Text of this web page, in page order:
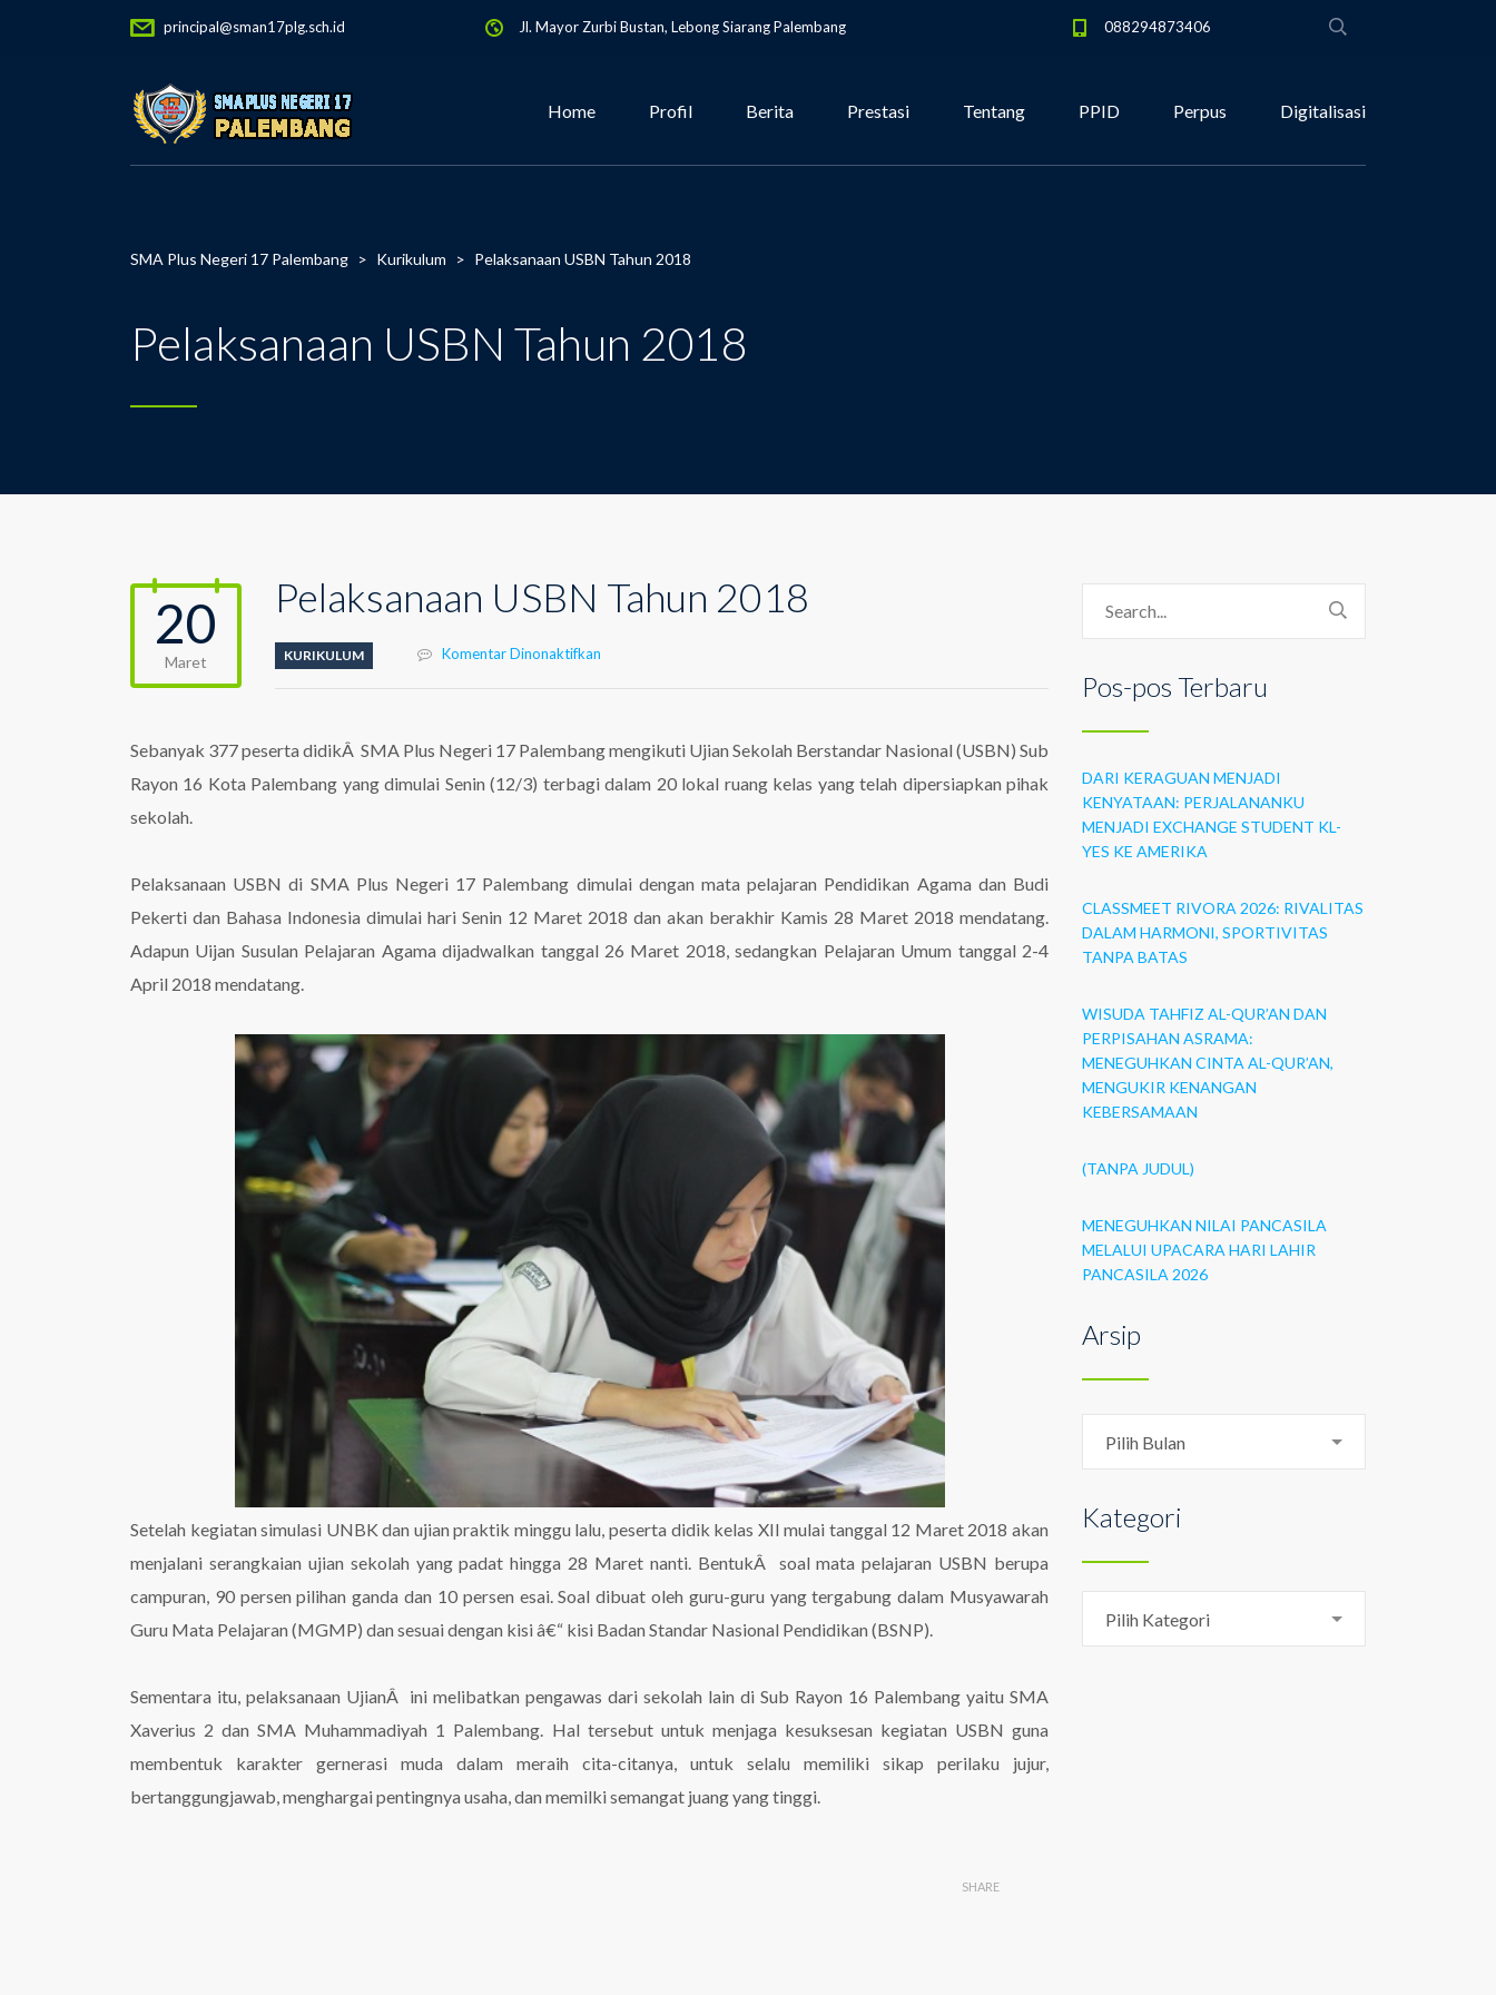
principal@sman17plg.sch.id Jl. Mayor Zurbi Bustan, Lebong Siarang Palembang 088294873406
Home Profil Berita Prestasi Tentang PPID Perpus Digitalisasi
SMA Plus Negeri 17 Palembang > Kurikulum > Pelaksanaan USBN Tahun 2018
Pelaksanaan USBN Tahun 2018
20
Maret
Pelaksanaan USBN Tahun 2018
KURIKULUM Komentar Dinonaktifkan
Sebanyak 377 peserta didikÂ SMA Plus Negeri 17 Palembang mengikuti Ujian Sekolah Berstandar Nasional (USBN) Sub
Rayon 16 Kota Palembang yang dimulai Senin (12/3) terbagi dalam 20 lokal ruang kelas yang telah dipersiapkan pihak
sekolah.
Pelaksanaan USBN di SMA Plus Negeri 17 Palembang dimulai dengan mata pelajaran Pendidikan Agama dan Budi
Pekerti dan Bahasa Indonesia dimulai hari Senin 12 Maret 2018 dan akan berakhir Kamis 28 Maret 2018 mendatang.
Adapun Uijan Susulan Pelajaran Agama dijadwalkan tanggal 26 Maret 2018, sedangkan Pelajaran Umum tanggal 2-4
April 2018 mendatang.
Setelah kegiatan simulasi UNBK dan ujian praktik minggu lalu, peserta didik kelas XII mulai tanggal 12 Maret 2018 akan
menjalani serangkaian ujian sekolah yang padat hingga 28 Maret nanti. BentukÂ soal mata pelajaran USBN berupa
campuran, 90 persen pilihan ganda dan 10 persen esai. Soal dibuat oleh guru-guru yang tergabung dalam Musyawarah
Guru Mata Pelajaran (MGMP) dan sesuai dengan kisi â€“ kisi Badan Standar Nasional Pendidikan (BSNP).
Sementara itu, pelaksanaan UjianÂ ini melibatkan pengawas dari sekolah lain di Sub Rayon 16 Palembang yaitu SMA
Xaverius 2 dan SMA Muhammadiyah 1 Palembang. Hal tersebut untuk menjaga kesuksesan kegiatan USBN guna
membentuk karakter gernerasi muda dalam meraih cita-citanya, untuk selalu memiliki sikap perilaku jujur,
bertanggungjawab, menghargai pentingnya usaha, dan memilki semangat juang yang tinggi.
SHARE
Pos-pos Terbaru
DARI KERAGUAN MENJADI
KENYATAAN: PERJALANANKU
MENJADI EXCHANGE STUDENT KL-
YES KE AMERIKA
CLASSMEET RIVORA 2026: RIVALITAS
DALAM HARMONI, SPORTIVITAS
TANPA BATAS
WISUDA TAHFIZ AL-QUR’AN DAN
PERPISAHAN ASRAMA:
MENEGUHKAN CINTA AL-QUR’AN,
MENGUKIR KENANGAN
KEBERSAMAAN
(TANPA JUDUL)
MENEGUHKAN NILAI PANCASILA
MELALUI UPACARA HARI LAHIR
PANCASILA 2026
Arsip
Pilih Bulan
Kategori
Pilih Kategori